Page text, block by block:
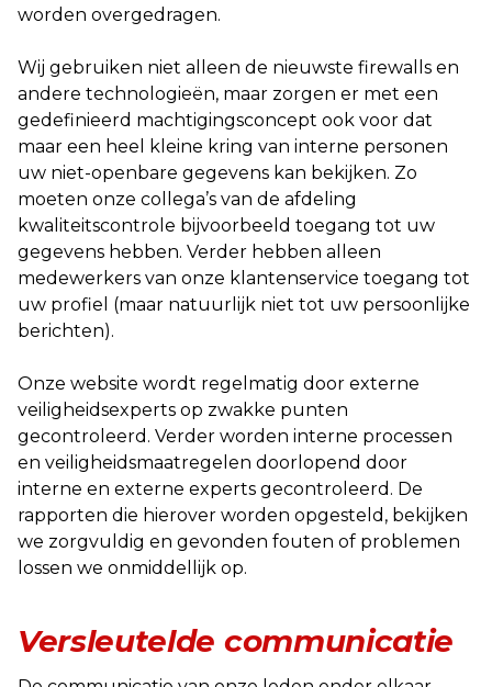
worden overgedragen.
Wij gebruiken niet alleen de nieuwste firewalls en
andere technologieën, maar zorgen er met een
gedefinieerd machtigingsconcept ook voor dat
maar een heel kleine kring van interne personen
uw niet-openbare gegevens kan bekijken. Zo
moeten onze collega’s van de afdeling
kwaliteitscontrole bijvoorbeeld toegang tot uw
gegevens hebben. Verder hebben alleen
medewerkers van onze klantenservice toegang tot
uw profiel (maar natuurlijk niet tot uw persoonlijke
berichten).
Onze website wordt regelmatig door externe
veiligheidsexperts op zwakke punten
gecontroleerd. Verder worden interne processen
en veiligheidsmaatregelen doorlopend door
interne en externe experts gecontroleerd. De
rapporten die hierover worden opgesteld, bekijken
we zorgvuldig en gevonden fouten of problemen
lossen we onmiddellijk op.
Versleutelde communicatie